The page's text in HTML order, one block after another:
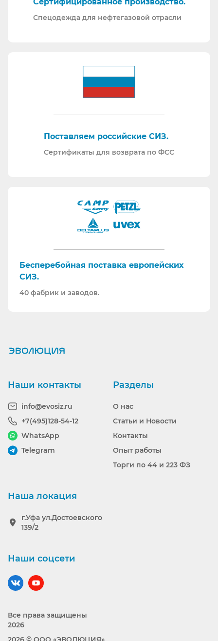
Спецодежда для нефтегазовой отрасли
Поставляем российские СИЗ.
Сертификаты для возврата по ФСС
Бесперебойная поставка европейских
СИЗ.
40 фабрик и заводов.
Ранее вы смотрели
Разделы
О нас
Статьи и Новости
Контакты
Опыт работы
Торги по 44 и 223 ФЗ
Наши контакты
info@evosiz.ru
+7(495)128-54-12
WhatsApp
Telegram
Наша локация
г.Уфа ул.Достоевского
139/2
Наши соцсети
Наш вконтакте
Наш YouTube
Все права защищены
2026